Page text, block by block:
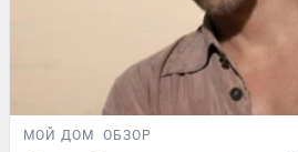
МОЙ ДОМ ОБЗОР